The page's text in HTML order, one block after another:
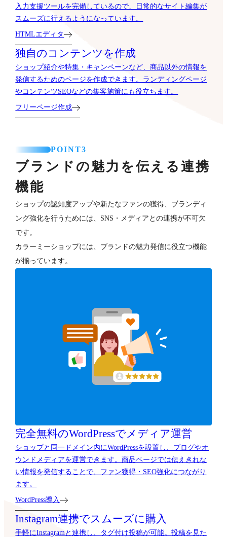
入力支援ツールを完備しているので、日常的なサイト編集が
スムーズに行えるようになっています。
HTMLエディタ
独自のコンテンツを作成
ショップ紹介や特集・キャンペーンなど、商品以外の情報を
発信するためのページを作成できます。ランディングページ
やコンテンツSEOなどの集客施策にも役立ちます。
フリーページ作成
POINT3
ブランドの魅力を伝える連携
機能
ショップの認知度アップや新たなファンの獲得、ブランディ
ング強化を行うためには、SNS・メディアとの連携が不可欠
です。
カラーミーショップには、ブランドの魅力発信に役立つ機能
が揃っています。
完全無料のWordPressでメディア運営
ショップと同一ドメイン内にWordPressを設置し、ブログやオ
ウンドメディアを運営できます。商品ページでは伝えきれな
い情報を発信することで、ファン獲得・SEO強化につながり
ます。
WordPress導入
Instagram連携でスムーズに購入
手軽にInstagramと連携し、タグ付け投稿が可能。投稿を見た